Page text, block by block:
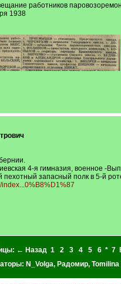
работников
1938
4-я гимназия, военное -
пехотный запасный полк в 5-й
index...0%B8%D1%87
← Назад 1 2 3 4 5 6 * 7
N_Volga, Радомир, Tomilina